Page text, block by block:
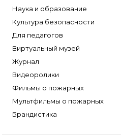
Наука и образование
Культура безопасности
Для педагогов
Виртуальный музей
Журнал
Видеоролики
Фильмы о пожарных
Мультфильмы о пожарных
Брандистика